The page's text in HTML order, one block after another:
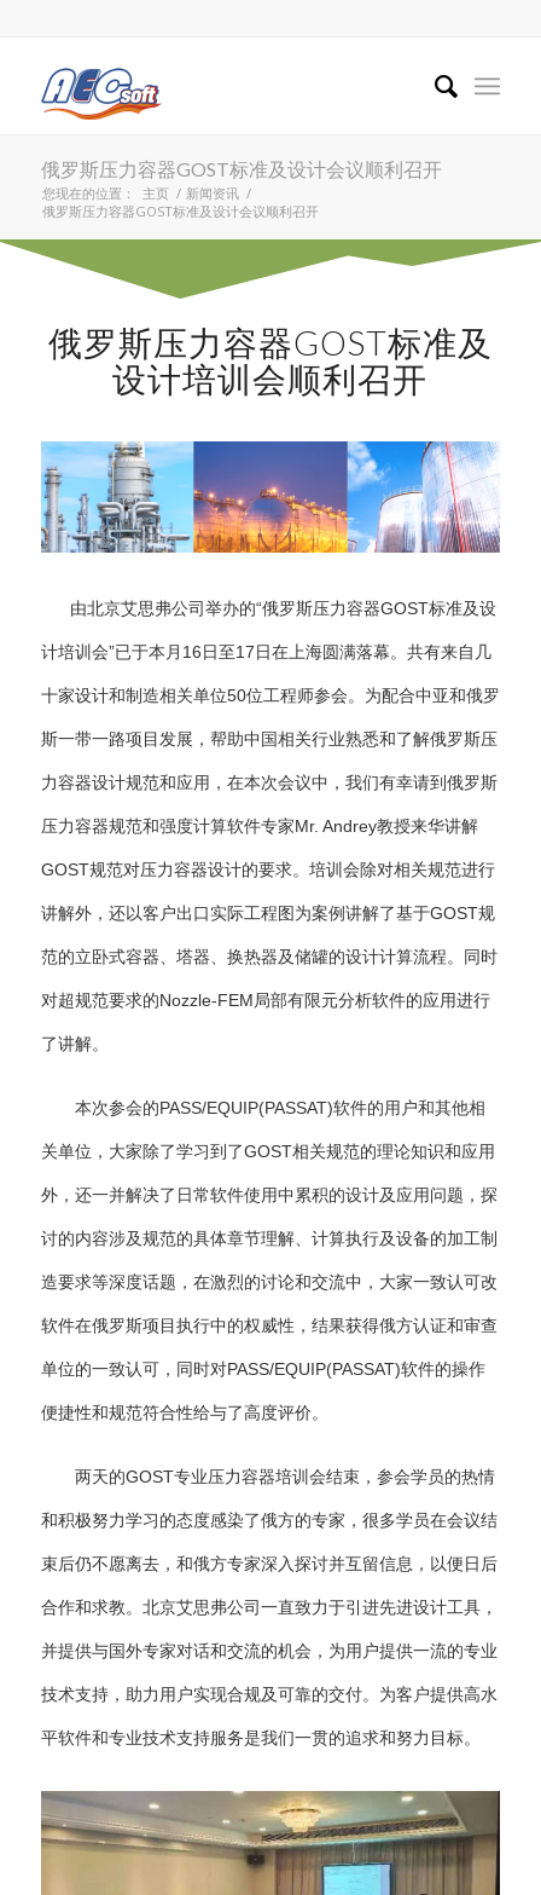
俄罗斯压力容器GOST标准及设计会议顺利召开
您现在的位置： 主页 / 新闻资讯 /
俄罗斯压力容器GOST标准及设计会议顺利召开
俄罗斯压力容器GOST标准及
设计培训会顺利召开
由北京艾思弗公司举办的“俄罗斯压力容器GOST标准及设
计培训会”已于本月16日至17日在上海圆满落幕。共有来自几
十家设计和制造相关单位50位工程师参会。为配合中亚和俄罗
斯一带一路项目发展，帮助中国相关行业熟悉和了解俄罗斯压
力容器设计规范和应用，在本次会议中，我们有幸请到俄罗斯
压力容器规范和强度计算软件专家Mr. Andrey教授来华讲解
GOST规范对压力容器设计的要求。培训会除对相关规范进行
讲解外，还以客户出口实际工程图为案例讲解了基于GOST规
范的立卧式容器、塔器、换热器及储罐的设计计算流程。同时
对超规范要求的Nozzle-FEM局部有限元分析软件的应用进行
了讲解。
本次参会的PASS/EQUIP(PASSAT)软件的用户和其他相
关单位，大家除了学习到了GOST相关规范的理论知识和应用
外，还一并解决了日常软件使用中累积的设计及应用问题，探
讨的内容涉及规范的具体章节理解、计算执行及设备的加工制
造要求等深度话题，在激烈的讨论和交流中，大家一致认可改
软件在俄罗斯项目执行中的权威性，结果获得俄方认证和审查
单位的一致认可，同时对PASS/EQUIP(PASSAT)软件的操作
便捷性和规范符合性给与了高度评价。
两天的GOST专业压力容器培训会结束，参会学员的热情
和积极努力学习的态度感染了俄方的专家，很多学员在会议结
束后仍不愿离去，和俄方专家深入探讨并互留信息，以便日后
合作和求教。北京艾思弗公司一直致力于引进先进设计工具，
并提供与国外专家对话和交流的机会，为用户提供一流的专业
技术支持，助力用户实现合规及可靠的交付。为客户提供高水
平软件和专业技术支持服务是我们一贯的追求和努力目标。